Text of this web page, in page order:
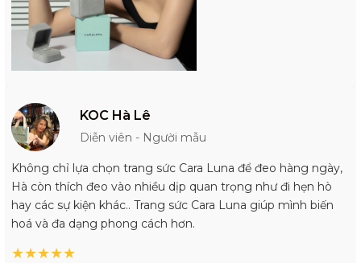
KOC Hà Lê
Diễn viên - Người mẫu
Không chỉ lựa chọn trang sức Cara Luna để đeo hàng ngày,
Hà còn thích đeo vào nhiều dịp quan trọng như đi hẹn hò
hay các sự kiện khác.. Trang sức Cara Luna giúp mình biến
hoá và đa dạng phong cách hơn.
★★★★★